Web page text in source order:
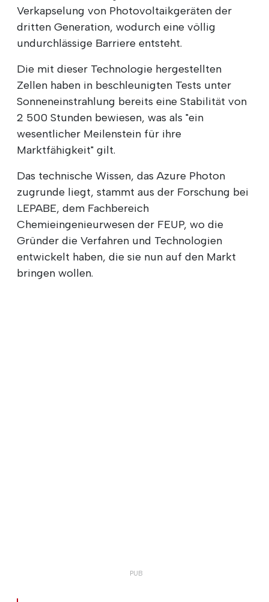
Verkapselung von Photovoltaikgeräten der
dritten Generation, wodurch eine völlig
undurchlässige Barriere entsteht.
Die mit dieser Technologie hergestellten
Zellen haben in beschleunigten Tests unter
Sonneneinstrahlung bereits eine Stabilität von
2 500 Stunden bewiesen, was als "ein
wesentlicher Meilenstein für ihre
Marktfähigkeit" gilt.
Das technische Wissen, das Azure Photon
zugrunde liegt, stammt aus der Forschung bei
LEPABE, dem Fachbereich
Chemieingenieurwesen der FEUP, wo die
Gründer die Verfahren und Technologien
entwickelt haben, die sie nun auf den Markt
bringen wollen.